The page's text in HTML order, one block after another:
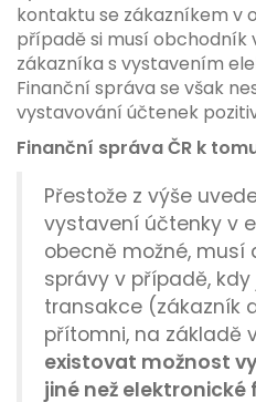
kontaktu se zákazníkem v
případě si musí obchodník
zákazníka s vystavením
Finanční správa se však
vystavování účtenek
Finanční správa ČR k
Přestože z výše
vystavení účtenky v
obecně možné, musí
správy v případě,
transakce (zákazník
přítomni, na základě
existovat možnost
jiné než elektronické